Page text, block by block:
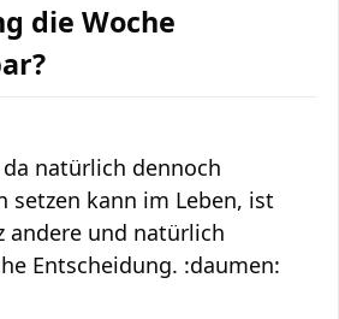
die Woche
natürlich dennoch
setzen kann im Leben, ist
andere und natürlich
Entscheidung. :daumen: